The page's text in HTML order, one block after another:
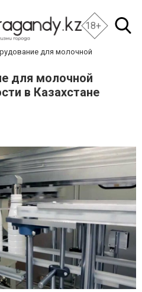
18+
для молочной
для молочной
в Казахстане